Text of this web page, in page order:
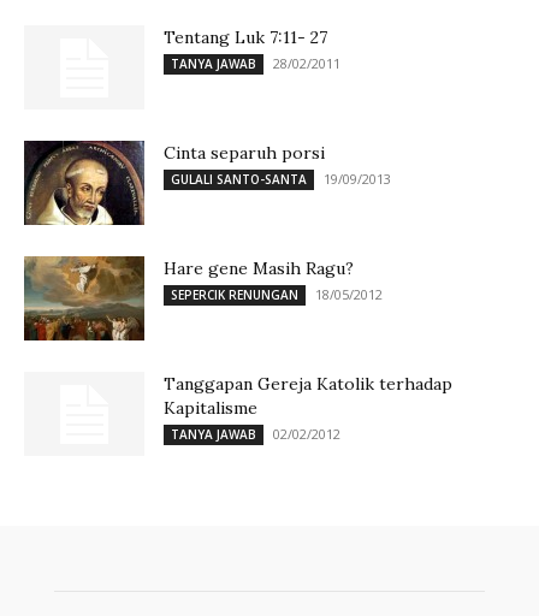
Tentang Luk 7:11- 27
TANYA JAWAB 28/02/2011
Cinta separuh porsi
GULALI SANTO-SANTA 19/09/2013
Hare gene Masih Ragu?
SEPERCIK RENUNGAN 18/05/2012
Tanggapan Gereja Katolik terhadap
Kapitalisme
TANYA JAWAB 02/02/2012